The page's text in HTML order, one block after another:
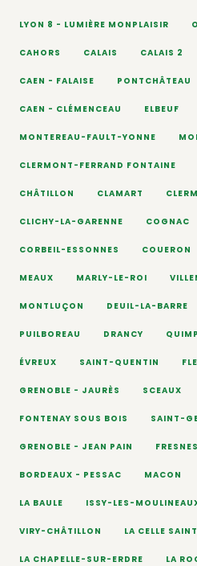
LYON 8 - LUMIÈRE MONPLAISIR
CAHORS CALAIS CALAIS 2
CAEN - FALAISE PONTCHÂTEAU
CAEN - CLÉMENCEAU ELBEUF
MONTEREAU-FAULT-YONNE
CLERMONT-FERRAND FONTAINE
CHÂTILLON CLAMART
CLICHY-LA-GARENNE COGNAC
CORBEIL-ESSONNES COUERON
MEAUX MARLY-LE-ROI
MONTLUÇON DEUIL-LA-BARRE
PUILBOREAU DRANCY
ÉVREUX SAINT-QUENTIN
GRENOBLE - JAURÈS SCEAUX
FONTENAY SOUS BOIS SAINT-
GRENOBLE - JEAN PAIN FRESNES
BORDEAUX - PESSAC MACON
LA BAULE ISSY-LES-
VIRY-CHÂTILLON LA CELLE
LA CHAPELLE-SUR-ERDRE LA